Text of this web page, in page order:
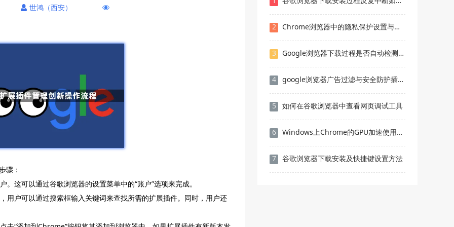
世鸿（西安）
骤：
这可以通过谷歌浏览器的设置菜单中的“账户”选项来完成。
用户可以通过搜索框输入关键词来查找所需的扩展插件。同时，用户还
2 Chrome浏览器中的隐私保护设置与应用
3 Google浏览器下载过程是否自动检测操作系统兼容性
4 google浏览器广告过滤与安全防护插件推荐
5 如何在谷歌浏览器中查看网页调试工具
6 Windows上Chrome的GPU加速使用问题
7 谷歌浏览器下载安装及快捷键设置方法